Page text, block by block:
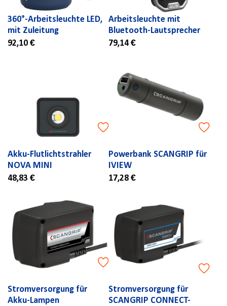
360°-Arbeitsleuchte LED,
mit Zuleitung
92,10 €
Arbeitsleuchte mit
Bluetooth-Lautsprecher
79,14 €
Akku-Flutlichtstrahler
NOVA MINI
48,83 €
Powerbank SCANGRIP für
IVIEW
17,28 €
Stromversorgung für
Akku-Lampen
Stromversorgung für
SCANGRIP CONNECT-